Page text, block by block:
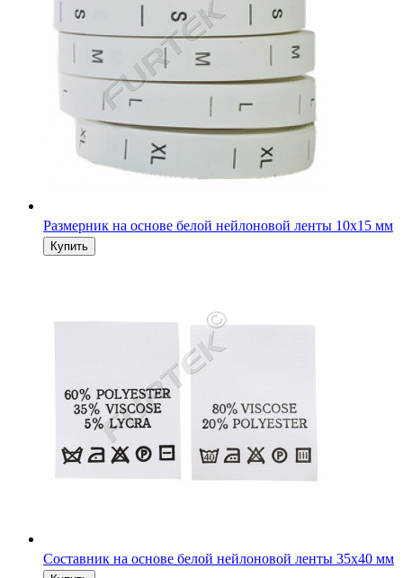
Размерник на основе белой нейлоновой ленты 10х15 мм
Составник на основе белой нейлоновой ленты 35х40 мм